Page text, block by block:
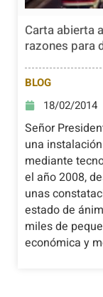
Carta abierta
razones para
BLOG
18/02/2014
Señor
una
mediante
el año 2008,
unas
estado de
miles de
económica y